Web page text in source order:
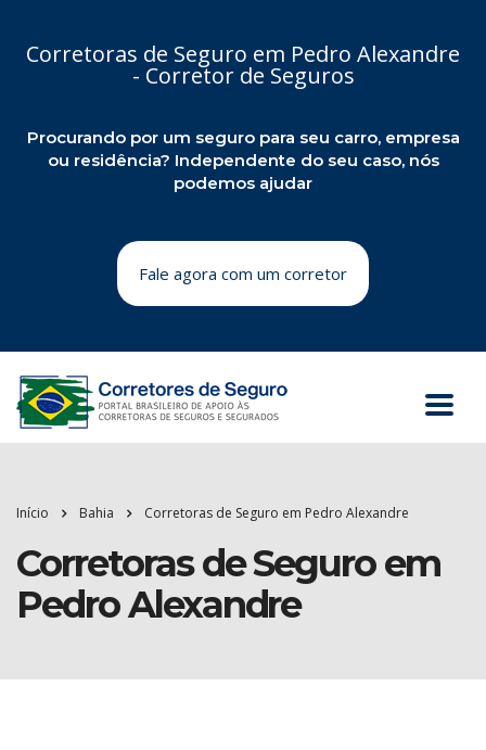
Corretoras de Seguro em Pedro Alexandre
- Corretor de Seguros
Procurando por um seguro para seu carro, empresa
ou residência? Independente do seu caso, nós
podemos ajudar
Fale agora com um corretor
Início Bahia Corretoras de Seguro em Pedro Alexandre
Corretoras de Seguro em
Pedro Alexandre